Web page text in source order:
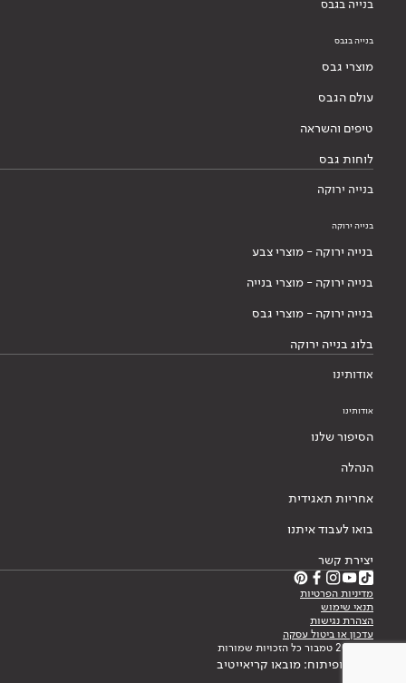
בנייה בגבס
בנייה בגבס
מוצרי גבס
עולם הגבס
טיפים והשראה
לוחות גבס
בנייה ירוקה
בנייה ירוקה
בנייה ירוקה - מוצרי צבע
בנייה ירוקה - מוצרי בנייה
בנייה ירוקה - מוצרי גבס
בלוג בנייה ירוקה
אודותינו
אודותינו
הסיפור שלנו
הנהלה
אחריות תאגידית
בואו לעבוד איתנו
יצירת קשר
מדיניות הפרטיות
תנאי שימוש
הצהרת נגישות
עדכון או ביטול עסקה
© 2026 טמבור כל הזכויות שמורות
עיצוב ופיתוח: מובאו קריאייטיב